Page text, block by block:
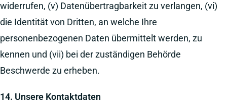
widerrufen, (v) Datenübertragbarkeit zu verlangen, (vi)
die Identität von Dritten, an welche Ihre
personenbezogenen Daten übermittelt werden, zu
kennen und (vii) bei der zuständigen Behörde
Beschwerde zu erheben.
14. Unsere Kontaktdaten